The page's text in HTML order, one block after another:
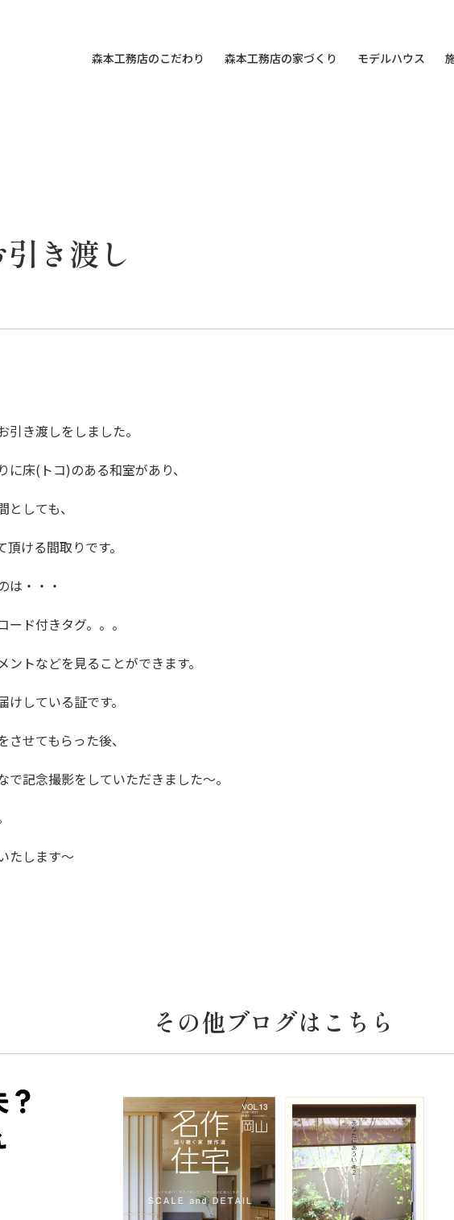
森本工務店のこだわり 森本工務店の家づくり モデルハウス
き渡し
き渡しをしました。
に床(トコ)のある和室があり、
しても、
ける間取りです。
は・・・
ード付きタグ。。。
トなどを見ることができます。
している証です。
せてもらった後、
で記念撮影をしていただきました～。
たします～
その他ブログはこちら